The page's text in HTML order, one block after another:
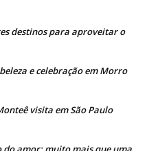
destinos para aproveitar o
e celebração em Morro
visita em São Paulo